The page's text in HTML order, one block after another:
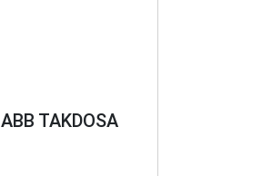
ABB TAKDOSA